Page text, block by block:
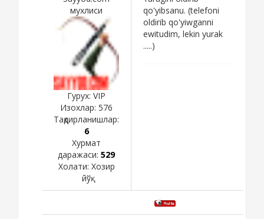
мухлиси
Гурух: VIP
Изохлар: 576
Тақдирланишлар:
6
Хурмат
даражаси: 529
Холати: Хозир
йўқ
qo'yibsanu. (telefoni
oldirib qo'yiwganni
ewitudim, lekin yurak
.....)